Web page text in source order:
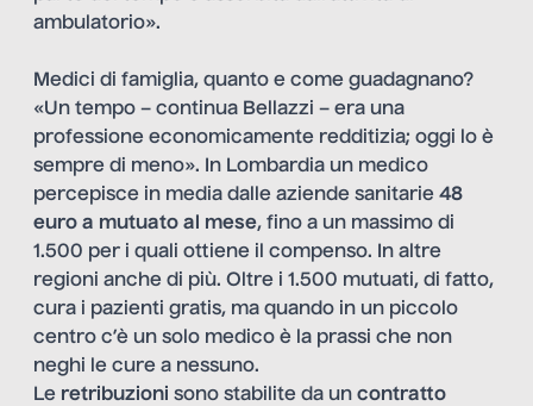
ambulatorio».
Medici di famiglia, quanto e come guadagnano?
«Un tempo – continua Bellazzi – era una
professione economicamente redditizia; oggi lo è
sempre di meno». In Lombardia un medico
percepisce in media dalle aziende sanitarie 48
euro a mutuato al mese, fino a un massimo di
1.500 per i quali ottiene il compenso. In altre
regioni anche di più. Oltre i 1.500 mutuati, di fatto,
cura i pazienti gratis, ma quando in un piccolo
centro c’è un solo medico è la prassi che non
neghi le cure a nessuno.
Le retribuzioni sono stabilite da un contratto